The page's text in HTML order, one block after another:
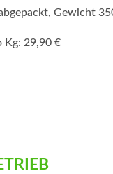
Gewicht
Kg: 29,90 €